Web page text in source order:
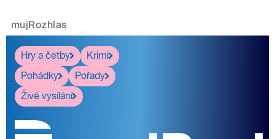
mujRozhlas
Hry a četby
Krimi
Pohádky
Pořady
Živé vysílání